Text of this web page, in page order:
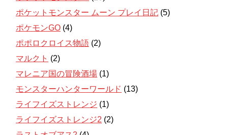
ポケットモンスター ムーン プレイ日記 (5)
ポケモンGO (4)
ポポロクロイス物語 (2)
マルクト (2)
マレニア国の冒険酒場 (1)
モンスターハンターワールド (13)
ライフイズストレンジ (1)
ライフイズストレンジ2 (2)